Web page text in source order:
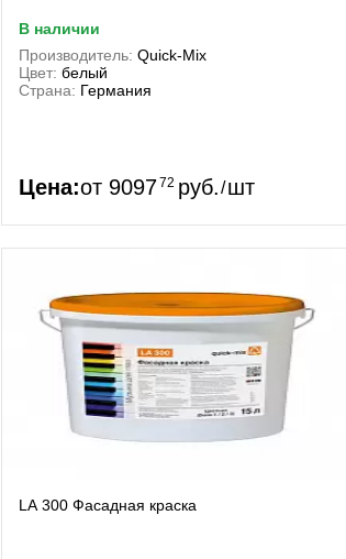
в наличии
Производитель: Quick-Mix
Цвет: белый
Страна: Германия
Цена:от 909772руб.
/ шт
LА 300 Фасадная краска